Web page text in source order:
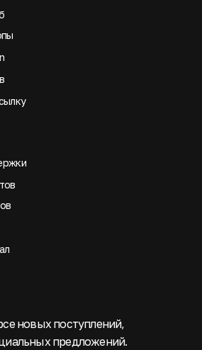
новых поступлений,
предложений.